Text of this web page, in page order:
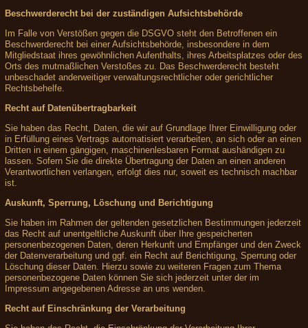
Beschwerderecht bei der zuständigen Aufsichtsbehörde
Im Falle von Verstößen gegen die DSGVO steht den Betroffenen ein
Beschwerderecht bei einer Aufsichtsbehörde, insbesondere in dem
Mitgliedstaat ihres gewöhnlichen Aufenthalts, ihres Arbeitsplatzes oder des
Orts des mutmaßlichen Verstoßes zu. Das Beschwerderecht besteht
unbeschadet anderweitiger verwaltungsrechtlicher oder gerichtlicher
Rechtsbehelfe.
Recht auf Datenübertragbarkeit
Sie haben das Recht, Daten, die wir auf Grundlage Ihrer Einwilligung oder
in Erfüllung eines Vertrags automatisiert verarbeiten, an sich oder an einen
Dritten in einem gängigen, maschinenlesbaren Format aushändigen zu
lassen. Sofern Sie die direkte Übertragung der Daten an einen anderen
Verantwortlichen verlangen, erfolgt dies nur, soweit es technisch machbar
ist.
Auskunft, Sperrung, Löschung und Berichtigung
Sie haben im Rahmen der geltenden gesetzlichen Bestimmungen jederzeit
das Recht auf unentgeltliche Auskunft über Ihre gespeicherten
personenbezogenen Daten, deren Herkunft und Empfänger und den Zweck
der Datenverarbeitung und ggf. ein Recht auf Berichtigung, Sperrung oder
Löschung dieser Daten. Hierzu sowie zu weiteren Fragen zum Thema
personenbezogene Daten können Sie sich jederzeit unter der im
Impressum angegebenen Adresse an uns wenden.
Recht auf Einschränkung der Verarbeitung